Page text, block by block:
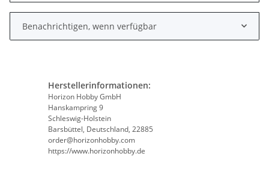
Benachrichtigen, wenn verfügbar
Herstellerinformationen:
Horizon Hobby GmbH
Hanskampring 9
Schleswig-Holstein
Barsbüttel, Deutschland, 22885
order@horizonhobby.com
https://www.horizonhobby.de